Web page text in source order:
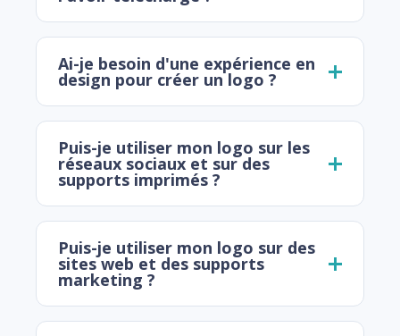
Ai-je besoin d'une expérience en
design pour créer un logo ?
Puis-je utiliser mon logo sur les
réseaux sociaux et sur des
supports imprimés ?
Puis-je utiliser mon logo sur des
sites web et des supports
marketing ?